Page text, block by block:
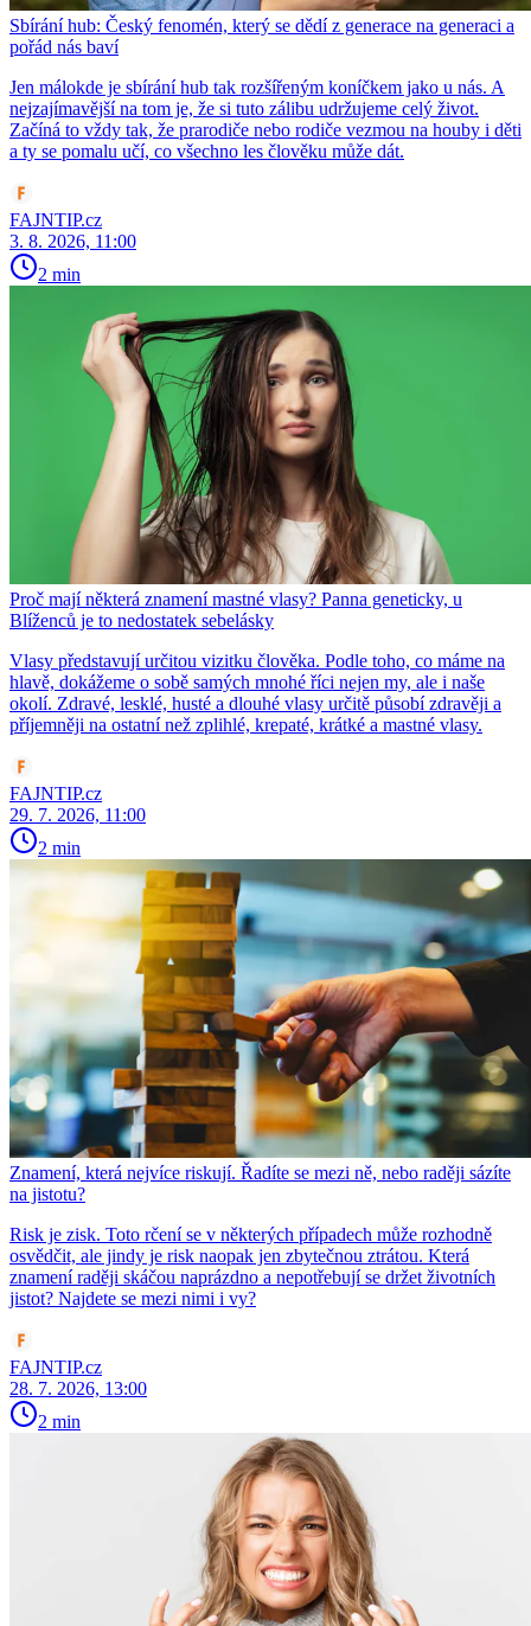
Sbírání hub: Český fenomén, který se dědí z generace na generaci a
pořád nás baví
Jen málokde je sbírání hub tak rozšířeným koníčkem jako u nás. A
nejzajímavější na tom je, že si tuto zálibu udržujeme celý život.
Začíná to vždy tak, že prarodiče nebo rodiče vezmou na houby i děti
a ty se pomalu učí, co všechno les člověku může dát.
FAJNTIP.cz
3. 8. 2026, 11:00
2 min
Proč mají některá znamení mastné vlasy? Panna geneticky, u
Blíženců je to nedostatek sebelásky
Vlasy představují určitou vizitku člověka. Podle toho, co máme na
hlavě, dokážeme o sobě samých mnohé říci nejen my, ale i naše
okolí. Zdravé, lesklé, husté a dlouhé vlasy určitě působí zdravěji a
příjemněji na ostatní než zplihlé, krepaté, krátké a mastné vlasy.
FAJNTIP.cz
29. 7. 2026, 11:00
2 min
Znamení, která nejvíce riskují. Řadíte se mezi ně, nebo raději sázíte
na jistotu?
Risk je zisk. Toto rčení se v některých případech může rozhodně
osvědčit, ale jindy je risk naopak jen zbytečnou ztrátou. Která
znamení raději skáčou naprázdno a nepotřebují se držet životních
jistot? Najdete se mezi nimi i vy?
FAJNTIP.cz
28. 7. 2026, 13:00
2 min